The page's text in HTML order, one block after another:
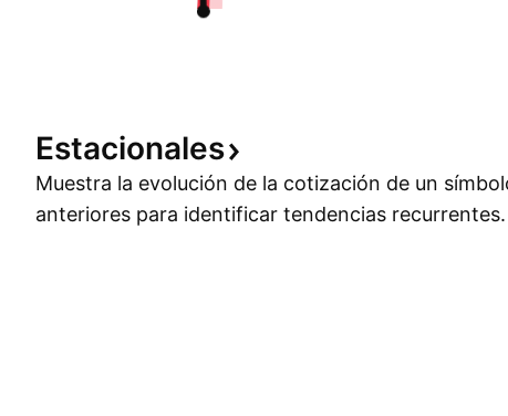
Estacionales
Muestra la evolución de la cotización de un
anteriores para identificar tendencias recurrentes.